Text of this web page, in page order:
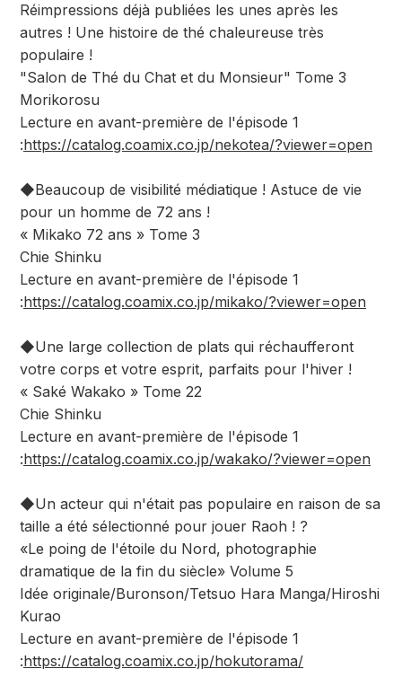
Réimpressions déjà publiées les unes après les
autres ! Une histoire de thé chaleureuse très
populaire !
"Salon de Thé du Chat et du Monsieur" Tome 3
Morikorosu
Lecture en avant-première de l'épisode 1
:https://catalog.coamix.co.jp/nekotea/?viewer=open
◆Beaucoup de visibilité médiatique ! Astuce de vie
pour un homme de 72 ans !
« Mikako 72 ans » Tome 3
Chie Shinku
Lecture en avant-première de l'épisode 1
:https://catalog.coamix.co.jp/mikako/?viewer=open
◆Une large collection de plats qui réchaufferont
votre corps et votre esprit, parfaits pour l'hiver !
« Saké Wakako » Tome 22
Chie Shinku
Lecture en avant-première de l'épisode 1
:https://catalog.coamix.co.jp/wakako/?viewer=open
◆Un acteur qui n'était pas populaire en raison de sa
taille a été sélectionné pour jouer Raoh ! ?
«Le poing de l'étoile du Nord, photographie
dramatique de la fin du siècle» Volume 5
Idée originale/Buronson/Tetsuo Hara Manga/Hiroshi
Kurao
Lecture en avant-première de l'épisode 1
:https://catalog.coamix.co.jp/hokutorama/